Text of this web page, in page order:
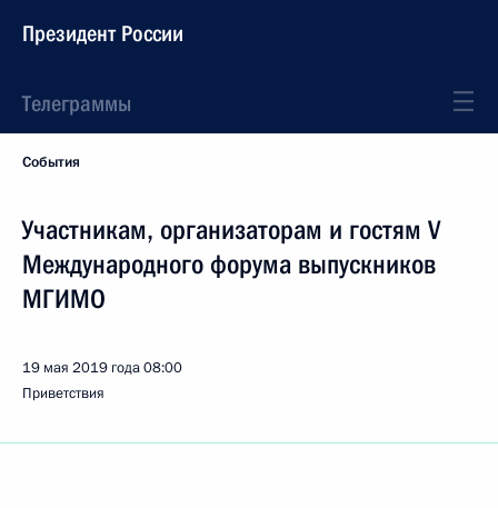
Президент России
Телеграммы
События
Участникам, организаторам и гостям V
Международного форума выпускников
МГИМО
19 мая 2019 года08:00
Приветствия